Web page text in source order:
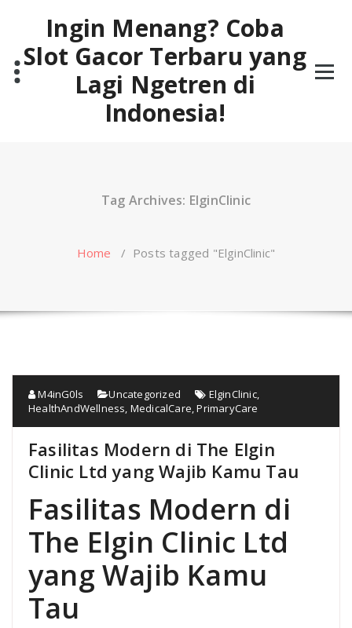
Ingin Menang? Coba
Slot Gacor Terbaru yang
Lagi Ngetren di
Indonesia!
Tag Archives: ElginClinic
Home / Posts tagged "ElginClinic"
M4inG0ls Uncategorized ElginClinic,
HealthAndWellness MedicalCare ,PrimaryCare
Fasilitas Modern di The Elgin
Clinic Ltd yang Wajib Kamu Tau
Fasilitas Modern di
The Elgin Clinic Ltd
yang Wajib Kamu
Tau